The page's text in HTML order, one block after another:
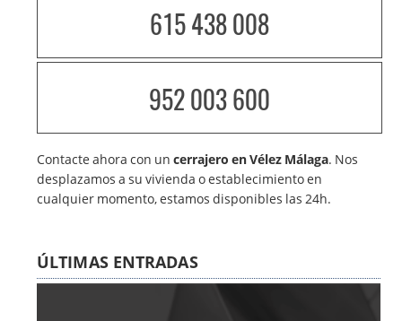
615 438 008
952 003 600
Contacte ahora con uncerrajero en Vélez Málaga. Nos
desplazamos a su vivienda o establecimiento en
cualquier momento, estamos disponibles las 24h.
ÚLTIMAS ENTRADAS